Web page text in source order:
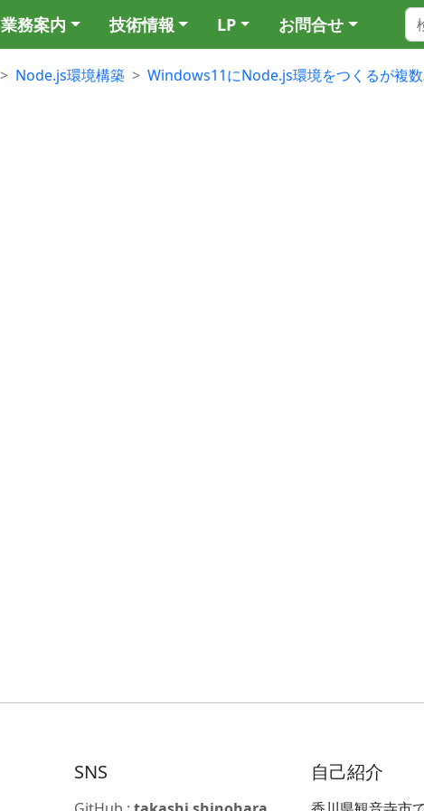
業務案内 技術情報 LP お問合せ
Node.js環境構築
Windows11にNode.js環境をつくるが複
SNS 自己紹介